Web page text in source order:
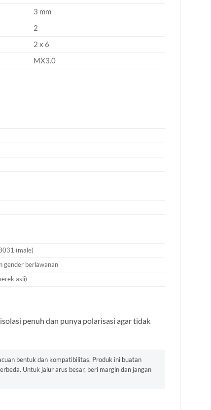
3 mm
2
2 x 6
MX3.0
(male)
gender berlawanan
asli)
penuh dan punya polarisasi agar tidak
bentuk dan kompatibilitas. Produk ini buatan
Untuk jalur arus besar, beri margin dan jangan